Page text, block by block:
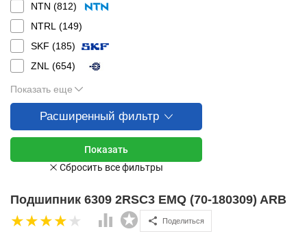
NTN (812)
NTRL (149)
SKF (185)
ZNL (654)
Показать еще
Расширенный фильтр
Подшипник 6309 2RSC3 EMQ (70-180309) ARB
Поделиться